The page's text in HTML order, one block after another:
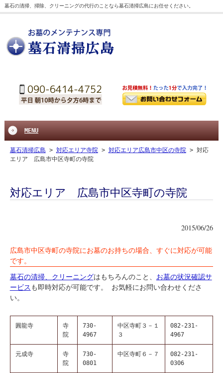
墓石の清掃、掃除、クリーニングの代行のことなら墓石清掃広島にお任せください。
MENU
墓石清掃広島 > 対応エリア寺院> 対応エリア広島市中区の寺院> 対応
エリア 広島市中区寺町の寺院
対応エリア 広島市中区寺町の寺院
2015/06/26
広島市中区寺町の寺院にお墓のお持ちの場合、すぐに対応が可能
です。
墓石の清掃、クリーニングはもちろんのこと、 お墓の状況確認サ
ービス も即時対応が可能です。 お気軽にお問い合わせくださ
い。
圓龍寺
寺
院
730-
4967
中区寺町３－１
３
082-231-
4967
元成寺
寺
院
730-
0801
中区寺町６－７
082-231-
0306